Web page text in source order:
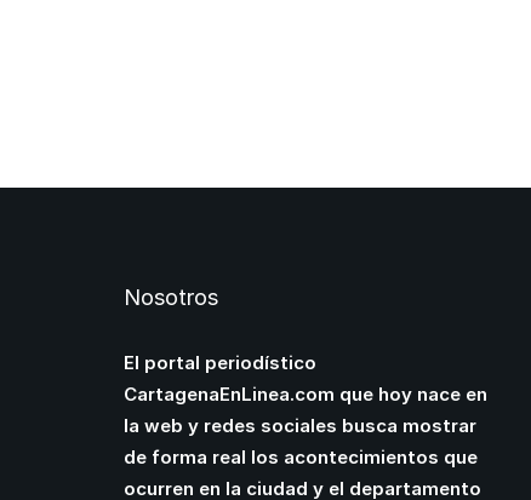
Nosotros
El portal periodístico
CartagenaEnLinea.com que hoy nace en
la web y redes sociales busca mostrar
de forma real los acontecimientos que
ocurren en la ciudad y el departamento